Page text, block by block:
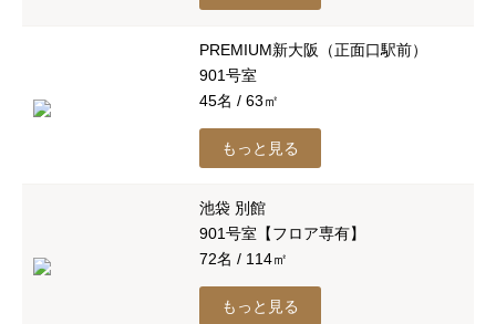
PREMIUM新大阪（正面口駅前）
901号室
45名 / 63㎡
もっと見る
池袋 別館
901号室【フロア専有】
72名 / 114㎡
もっと見る